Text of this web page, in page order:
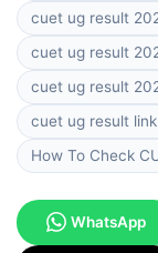
cuet ug result
cuet ug result
cuet ug result
cuet ug result
How To Check
WhatsApp